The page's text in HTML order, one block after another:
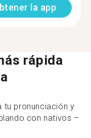
la app
rápida
tu pronunciación y
con nativos –